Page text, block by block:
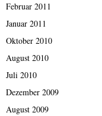
Februar 2011
Januar 2011
Oktober 2010
August 2010
Juli 2010
Dezember 2009
August 2009